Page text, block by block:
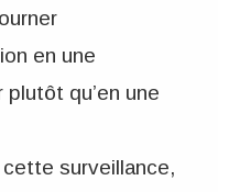
en une
qu’en une
surveillance,